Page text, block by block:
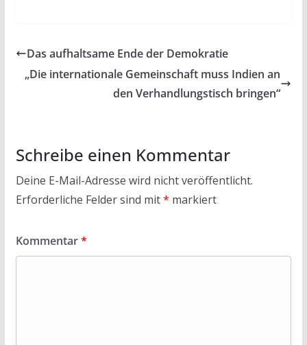
b
o
er s
A
p
l n
Das aufhaltsame Ende der Demokratie
„Die internationale Gemeinschaft muss Indien an
den Verhandlungstisch bringen“
Schreibe einen Kommentar
Deine E-Mail-Adresse wird nicht veröffentlicht.
Erforderliche Felder sind mit* markiert
Kommentar*